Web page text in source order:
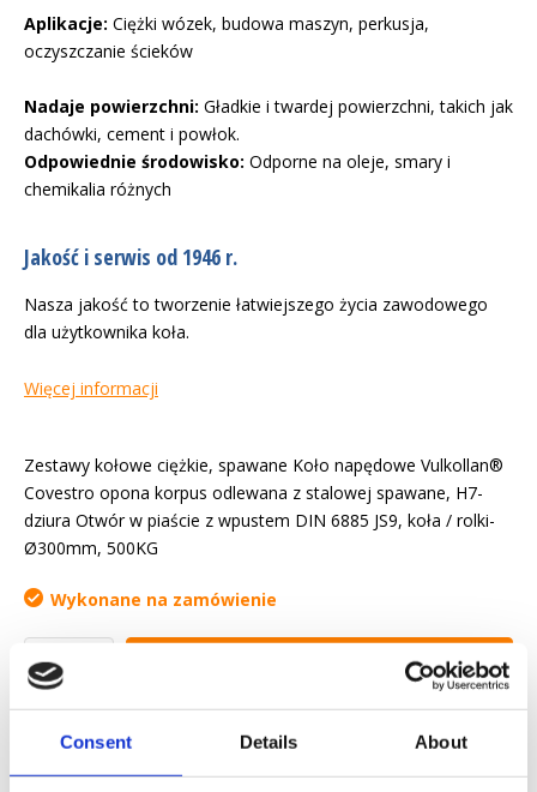
Consent Details About
Aplikacje: Ciężki wózek, budowa maszyn, perkusja,
oczyszczanie ścieków
Nadaje powierzchni: Gładkie i twardej powierzchni, takich jak
dachówki, cement i powłok.
Odpowiednie środowisko: Odporne na oleje, smary i
chemikalia różnych
Jakość i serwis od 1946 r.
Nasza jakość to tworzenie łatwiejszego życia zawodowego
dla użytkownika koła.
Więcej informacji
Zestawy kołowe ciężkie, spawane Koło napędowe Vulkollan®
Covestro opona korpus odlewana z stalowej spawane, H7-
dziura Otwór w piaście z wpustem DIN 6885 JS9, koła / rolki-
Ø300mm, 500KG
Wykonane na zamówienie
Chcemy ułatwić ci życie zawodowe
Szybka dostawa